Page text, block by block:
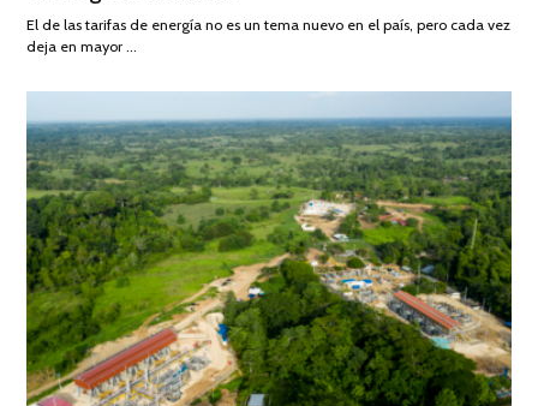
DE
El de las tarifas de energía no es un tema nuevo en el país, pero cada vez
deja en mayor …